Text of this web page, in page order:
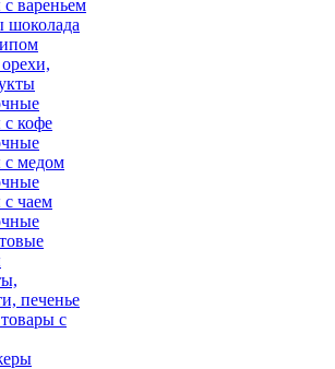
вареньем
шоколада
кофе
с медом
чаем
печенье
с